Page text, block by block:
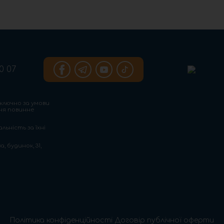
07
за умови
повинне
за їхні
будинок, 31,
Політика конфіденційності Договір публічної оферти